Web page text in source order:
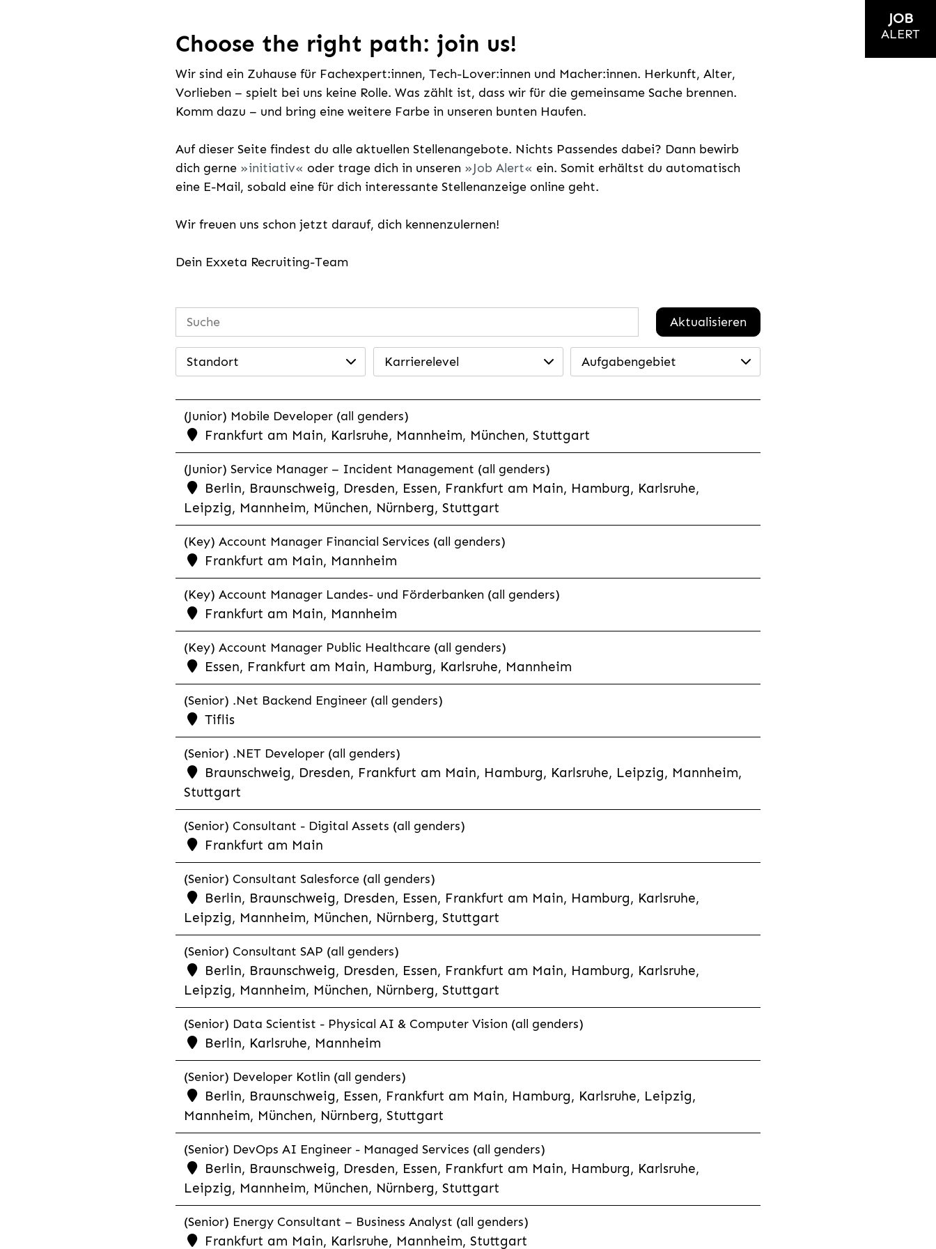
Choose the right path: join us!
Wir sind ein Zuhause für Fachexpert:innen, Tech-Lover:innen und Macher:innen. Herkunft, Alter,
Vorlieben – spielt bei uns keine Rolle. Was zählt ist, dass wir für die gemeinsame Sache brennen.
Komm dazu – und bring eine weitere Farbe in unseren bunten Haufen.
Auf dieser Seite findest du alle aktuellen Stellenangebote. Nichts Passendes dabei? Dann bewirb
dich gerne
initiativ oder trage dich in unseren Job Alert
ein. Somit erhältst du automatisch
eine E-Mail, sobald eine für dich interessante Stellenanzeige online geht.
Wir freuen uns schon jetzt darauf, dich kennenzulernen!
Dein Exxeta Recruiting-Team
Aktualisieren
Standort Karrierelevel Aufgabengebiet
(Junior) Mobile Developer (all genders)
Frankfurt am Main, Karlsruhe, Mannheim, München, Stuttgart
(Junior) Service Manager – Incident Management (all genders)
Berlin, Braunschweig, Dresden, Essen, Frankfurt am Main, Hamburg, Karlsruhe,
Leipzig, Mannheim, München, Nürnberg, Stuttgart
(Key) Account Manager Financial Services (all genders)
Frankfurt am Main, Mannheim
(Key) Account Manager Landes- und Förderbanken (all genders)
Frankfurt am Main, Mannheim
(Key) Account Manager Public Healthcare (all genders)
Essen, Frankfurt am Main, Hamburg, Karlsruhe, Mannheim
(Senior) .Net Backend Engineer (all genders)
Tiflis
(Senior) .NET Developer (all genders)
Braunschweig, Dresden, Frankfurt am Main, Hamburg, Karlsruhe, Leipzig, Mannheim,
Stuttgart
(Senior) Consultant - Digital Assets (all genders)
Frankfurt am Main
(Senior) Consultant Salesforce (all genders)
Berlin, Braunschweig, Dresden, Essen, Frankfurt am Main, Hamburg, Karlsruhe,
Leipzig, Mannheim, München, Nürnberg, Stuttgart
(Senior) Consultant SAP (all genders)
Berlin, Braunschweig, Dresden, Essen, Frankfurt am Main, Hamburg, Karlsruhe,
Leipzig, Mannheim, München, Nürnberg, Stuttgart
(Senior) Data Scientist - Physical AI & Computer Vision (all genders)
Berlin, Karlsruhe, Mannheim
(Senior) Developer Kotlin (all genders)
Berlin, Braunschweig, Essen, Frankfurt am Main, Hamburg, Karlsruhe, Leipzig,
Mannheim, München, Nürnberg, Stuttgart
(Senior) DevOps AI Engineer - Managed Services (all genders)
Berlin, Braunschweig, Dresden, Essen, Frankfurt am Main, Hamburg, Karlsruhe,
Leipzig, Mannheim, München, Nürnberg, Stuttgart
(Senior) Energy Consultant – Business Analyst (all genders)
Frankfurt am Main, Karlsruhe, Mannheim, Stuttgart
JOB
ALERT